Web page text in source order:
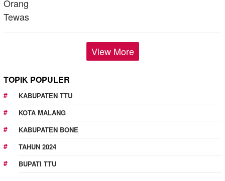
View More
TOPIK POPULER
KABUPATEN TTU
KOTA MALANG
KABUPATEN BONE
TAHUN 2024
BUPATI TTU